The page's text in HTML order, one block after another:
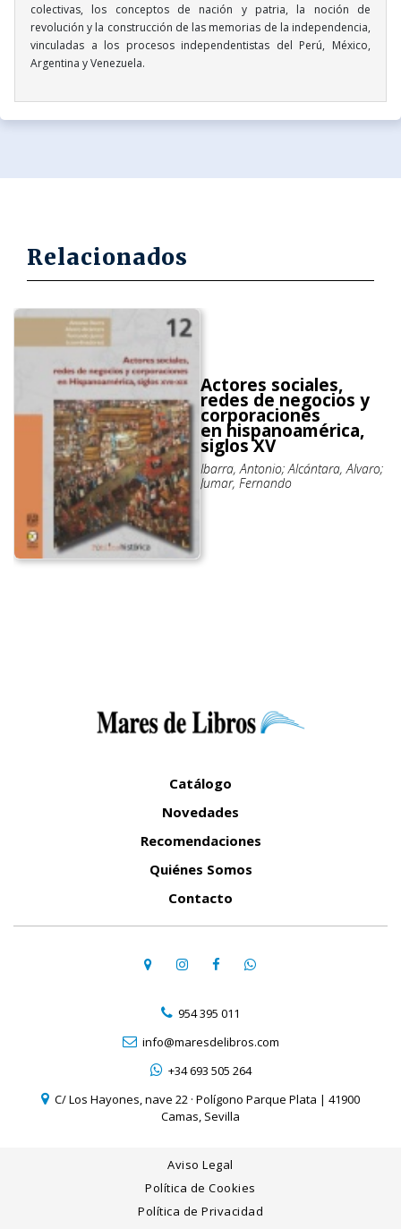
colectivas, los conceptos de nación y patria, la noción de
revolución y la construcción de las memorias de la independencia,
vinculadas a los procesos independentistas del Perú, México,
Argentina y Venezuela.
Relacionados
Actores sociales,
redes de negocios y
corporaciones
en hispanoamérica,
siglos XV
Ibarra, Antonio; Alcántara, Alvaro;
Jumar, Fernando
Catálogo
Novedades
Recomendaciones
Quiénes Somos
Contacto
954 395 011
info@maresdelibros.com
+34 693 505 264
C/ Los Hayones, nave 22 · Polígono Parque Plata | 41900
Camas, Sevilla
Aviso Legal
Política de Cookies
Política de Privacidad